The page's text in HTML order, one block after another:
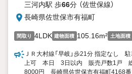
三河内駅 歩66分 （佐世保線）
長崎県佐世保市有福町
間取り 4LDK 建物面積 105.16m² 土地面積
ＪＲ大村線「早岐」歩21分 指定なし
上可 本日 3日以内 販売戸数1戸
8000円 長崎県佐世保市有福町